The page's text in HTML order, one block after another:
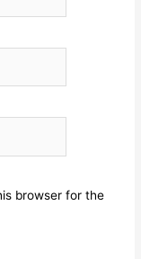
browser for the